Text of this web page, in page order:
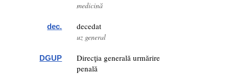
medicină
dec. decedat
uz general
DGUP
Direcţia generală urmărire
penală